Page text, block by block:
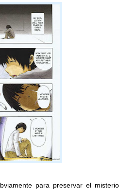
para preservar el